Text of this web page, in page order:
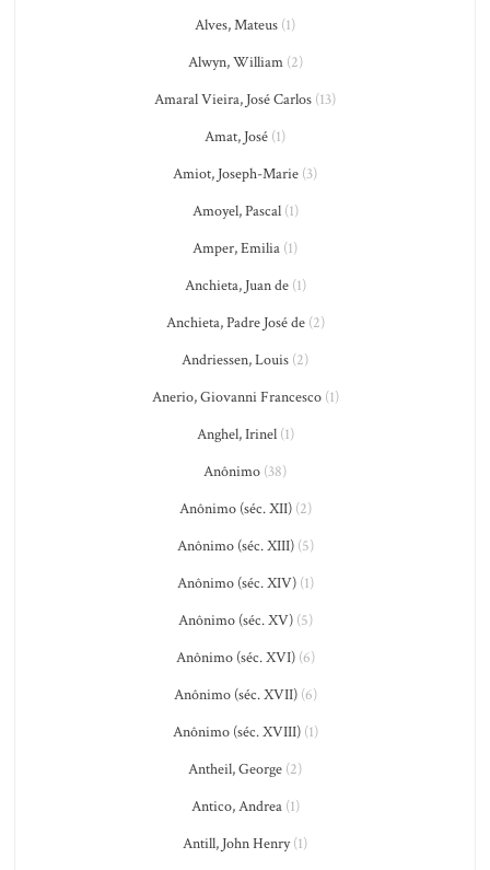
Alves, Mateus (1)
Alwyn, William(2)
Amaral Vieira, José Carlos (13)
Amat, José (1)
Amiot, Joseph-Marie (3)
Amoyel, Pascal(1)
Amper, Emilia (1)
Anchieta, Juan de(1)
Anchieta, Padre José de(2)
Andriessen, Louis (2)
Anerio, Giovanni Francesco(1)
Anghel, Irinel(1)
Anônimo (38)
Anônimo (séc. XII)(2)
Anônimo (séc. XIII)(5)
Anônimo (séc. XIV)(1)
Anônimo (séc. XV)(5)
Anônimo (séc. XVI)(6)
Anônimo (séc. XVII)(6)
Anônimo (séc. XVIII)(1)
Antheil, George (2)
Antico, Andrea(1)
Antill, John Henry(1)